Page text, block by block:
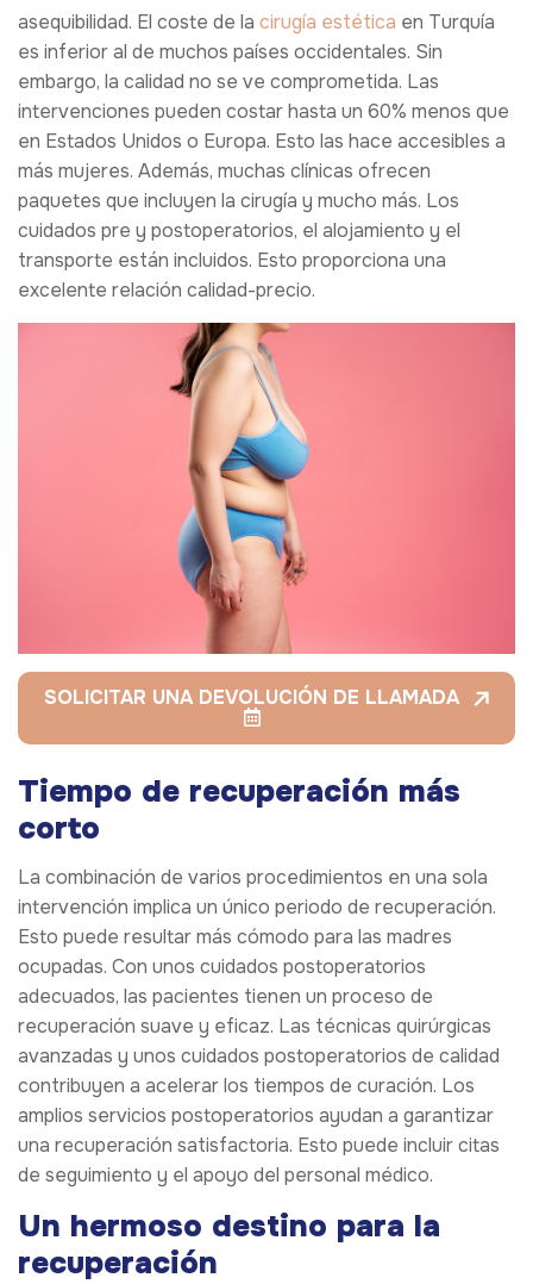
asequibilidad. El coste de la cirugía estética en Turquía
es inferior al de muchos países occidentales. Sin
embargo, la calidad no se ve comprometida. Las
intervenciones pueden costar hasta un 60% menos que
en Estados Unidos o Europa. Esto las hace accesibles a
más mujeres. Además, muchas clínicas ofrecen
paquetes que incluyen la cirugía y mucho más. Los
cuidados pre y postoperatorios, el alojamiento y el
transporte están incluidos. Esto proporciona una
excelente relación calidad-precio.
SOLICITAR UNA DEVOLUCIÓN DE LLAMADA
Tiempo de recuperación más
corto
La combinación de varios procedimientos en una sola
intervención implica un único periodo de recuperación.
Esto puede resultar más cómodo para las madres
ocupadas. Con unos cuidados postoperatorios
adecuados, las pacientes tienen un proceso de
recuperación suave y eficaz. Las técnicas quirúrgicas
avanzadas y unos cuidados postoperatorios de calidad
contribuyen a acelerar los tiempos de curación. Los
amplios servicios postoperatorios ayudan a garantizar
una recuperación satisfactoria. Esto puede incluir citas
de seguimiento y el apoyo del personal médico.
Un hermoso destino para la
recuperación